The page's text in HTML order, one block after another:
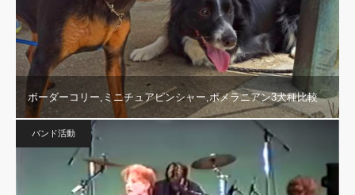
ボーダーコリー,ミニチュアピンシャー,ポメラニアン3犬種比較
バンド活動